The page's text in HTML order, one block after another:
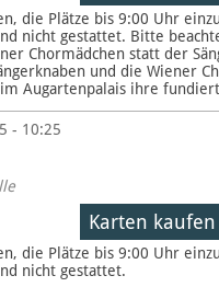
die Plätze bis 9:00 Uhr
nicht gestattet. Bitte
Chormädchen statt der
und die Wiener
Augartenpalais ihre
- 10:25
Karten kaufen
die Plätze bis 9:00 Uhr
nicht gestattet.